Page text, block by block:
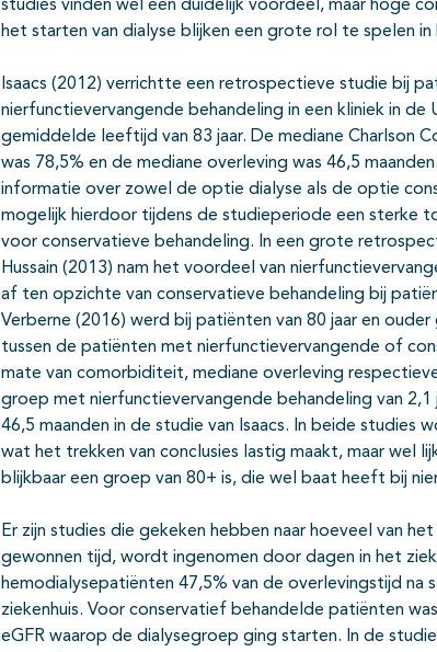
studies vinden wel een duidelijk voordeel, maar hoge
het starten van dialyse blijken een grote rol te spelen
Isaacs (2012) verrichtte een retrospectieve studie bij
nierfunctievervangende behandeling in een kliniek in
gemiddelde leeftijd van 83 jaar. De mediane Charlson
was 78,5% en de mediane overleving was 46,5
informatie over zowel de optie dialyse als de optie
mogelijk hierdoor tijdens de studieperiode een sterke
voor conservatieve behandeling. In een grote
Hussain (2013) nam het voordeel van
af ten opzichte van conservatieve behandeling bij
Verberne (2016) werd bij patiënten van 80 jaar en
tussen de patiënten met nierfunctievervangende of
mate van comorbiditeit, mediane overleving
groep met nierfunctievervangende behandeling van 2,1
46,5 maanden in de studie van Isaacs. In beide studies
wat het trekken van conclusies lastig maakt, maar wel
blijkbaar een groep van 80+ is, die wel baat heeft bij
Er zijn studies die gekeken hebben naar hoeveel van
gewonnen tijd, wordt ingenomen door dagen in het
hemodialysepatiënten 47,5% van de overlevingstijd
ziekenhuis. Voor conservatief behandelde patiënten
eGFR waarop de dialysegroep ging starten. In de